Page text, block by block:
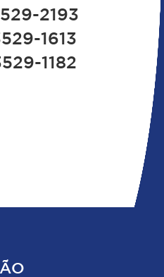
2193
1613
1182